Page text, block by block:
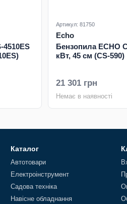
4510ES
Артикул: 81750
Echo
Бензопила ECHO
кВт, 45 см (CS-590)
21 301 грн
Немає в наявності
Каталог
Автотовари
Електроінструмент
Садова техніка
Навісне обладнання